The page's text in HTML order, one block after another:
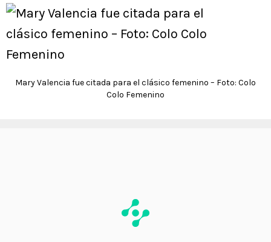
Mary Valencia fue citada para el clásico femenino – Foto: Colo
Colo Femenino